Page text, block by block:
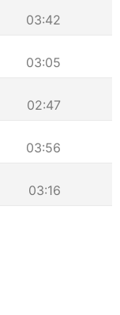
03:42
03:05
02:47
03:56
03:16